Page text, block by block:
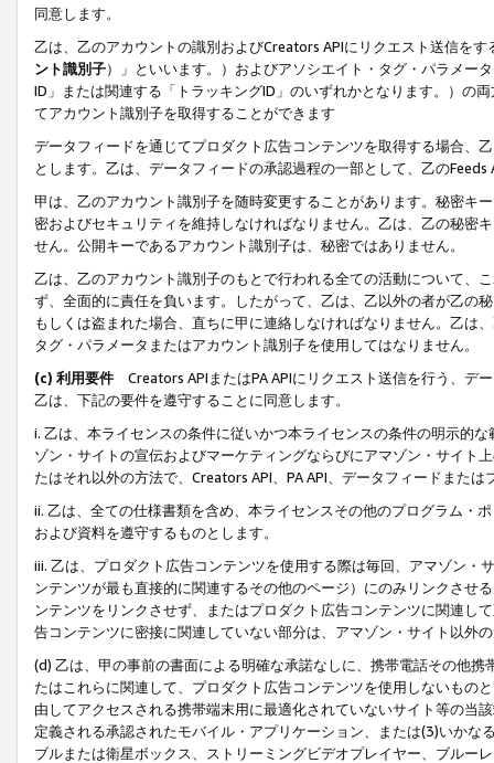
同意します。
乙は、乙のアカウントの識別およびCreators APIにリクエスト送信を
ント識別子）」といいます。）およびアソシエイト・タグ・パラメー
ID」または関連する「トラッキングID」のいずれかとなります。）の
てアカウント識別子を取得することができます
データフィードを通じてプロダクト広告コンテンツを取得する場合、
とします。乙は、データフィードの承認過程の一部として、乙の
甲は、乙のアカウント識別子を随時変更することがあります。秘密キ
密およびセキュリティを維持しなければなりません。乙は、乙の秘密
せん。公開キーであるアカウント識別子は、秘密ではありません。
乙は、乙のアカウント識別子のもとで行われる全ての活動について、
ず、全面的に責任を負います。したがって、乙は、乙以外の者が乙の
もしくは盗まれた場合、直ちに甲に連絡しなければなりません。乙は
タグ・パラメータまたはアカウント識別子を使用してはなりません。
(c) 利用要件 Creators APIまたはPA APIにリクエスト送信を行う、デ
乙は、下記の要件を遵守することに同意します。
i. 乙は、本ライセンスの条件に従いかつ本ライセンスの条件の明示的
ゾン・サイトの宣伝およびマーケティングならびにアマゾン・サイト
たはそれ以外の方法で、Creators API、PA API、データフィードまた
ii. 乙は、全ての仕様書類を含め、本ライセンスその他のプログラム・
および資料を遵守するものとします。
iii. 乙は、プロダクト広告コンテンツを使用する際は毎回、アマゾン
ンテンツが最も直接的に関連するその他のページ）にのみリンクさせ
ンテンツをリンクさせず、またはプロダクト広告コンテンツに関連し
告コンテンツに密接に関連していない部分は、アマゾン・サイト以外
(d) 乙は、甲の事前の書面による明確な承諾なしに、携帯電話その他
たはこれらに関連して、プロダクト広告コンテンツを使用しないもの
由してアクセスされる携帯端末用に最適化されていないサイト等の当
定義される承認されたモバイル・アプリケーション、または(3)いか
ブルまたは衛星ボックス、ストリーミングビデオプレイヤー、ブルー